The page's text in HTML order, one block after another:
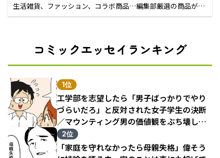
生活雑貨、ファッション、コラボ商品…編集部厳選の商品が買
えるECサイト
コミックエッセイランキング
1位
工学部を志望したら「男子ばっかりでやり
づらいだろ」と反対された女子学生の決断
／マウンティング男の価値観をぶち壊した
結果（1）
2位
「家庭を守れなかったら母親失格」偉そう